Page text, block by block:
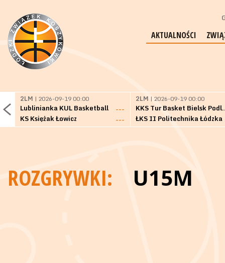
AKTUALNOŚCI
2LM | 2026-09-19 00:00
Lublinianka KUL Basketball
---
KS Księżak Łowicz
---
2LM | 2026-09-19 00:00
KKS Tur
ŁKS II Politechnika Łódzka
ROZGRYWKI: U15M